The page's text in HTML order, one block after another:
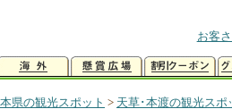
お客
県の観光スポット > 天草･本渡の観光スポ